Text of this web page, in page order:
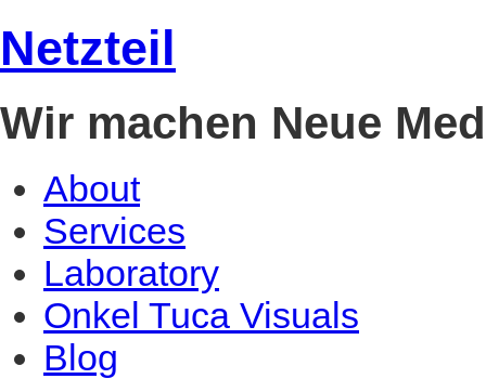
Netzteil
Wir machen Neue
About
Services
Laboratory
Onkel Tuca Visuals
Blog